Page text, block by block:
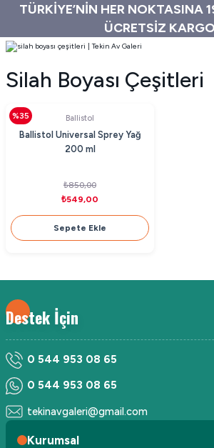
TÜRKİYE’NİN HER NOKTASINA
ÜCRETSİZ KARGO
Silah Boyası Çeşitleri
%35 Ballistol
Ballistol Universal Sprey Yağ
200 ml
₺850,00
₺549,00
Sepete Ekle
Destek İçin
0 544 953 08 65
0 544 953 08 65
tekinavgaleri@gmail.com
Kurumsal